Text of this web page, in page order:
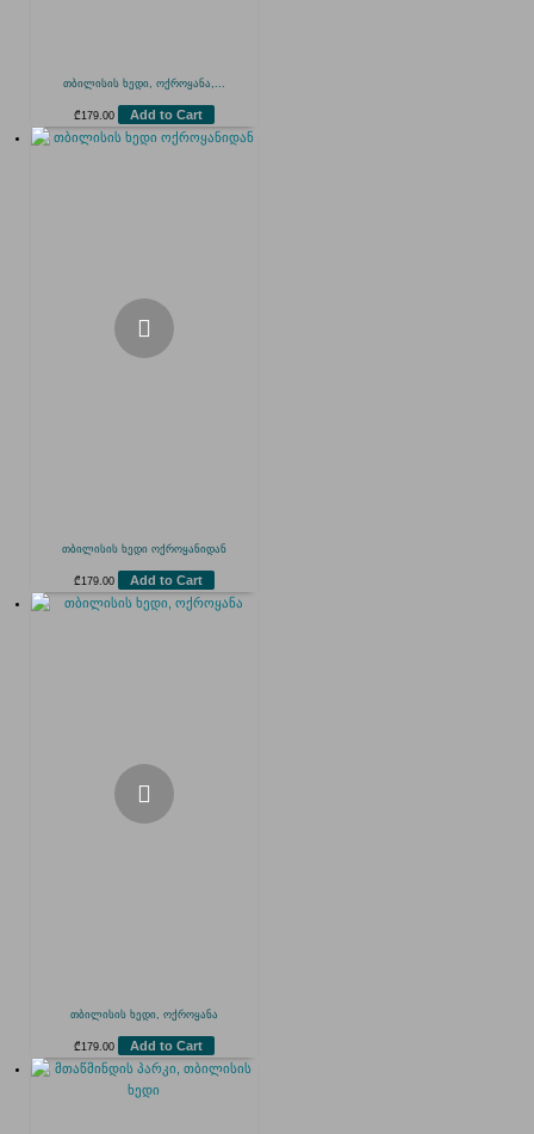
თბილისის ხედი, ოქროყანა,...
₾ 179.00 Add to Cart
თბილისის ხედი ოქროყანიდან
₾ 179.00 Add to Cart
თბილისის ხედი, ოქროყანა
₾ 179.00 Add to Cart